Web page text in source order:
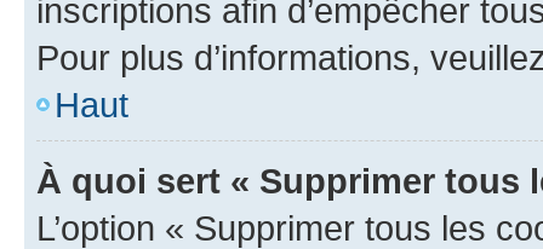
inscriptions afin d’empêcher
Pour plus d’informations,
Haut
À quoi sert « Supprimer tous
L’option « Supprimer tous les